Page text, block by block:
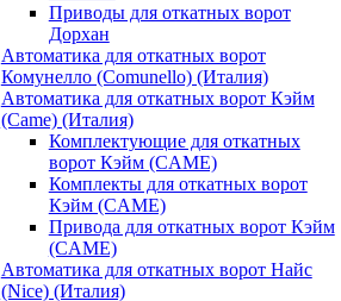
Приводы для откатных ворот
Дорхан
Автоматика для откатных ворот
Комунелло (Comunello) (Италия)
Автоматика для откатных ворот Кэйм
(Came) (Италия)
Комплектующие для откатных
ворот Кэйм (CAME)
Комплекты для откатных ворот
Кэйм (CAME)
Привода для откатных ворот Кэйм
(CAME)
Автоматика для откатных ворот Найс
(Nice) (Италия)